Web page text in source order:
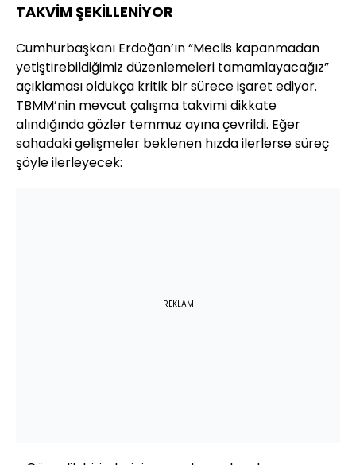
TAKVİM ŞEKİLLENİYOR
Cumhurbaşkanı Erdoğan’ın “Meclis kapanmadan
yetiştirebildiğimiz düzenlemeleri tamamlayacağız”
açıklaması oldukça kritik bir sürece işaret ediyor.
TBMM’nin mevcut çalışma takvimi dikkate
alındığında gözler temmuz ayına çevrildi. Eğer
sahadaki gelişmeler beklenen hızda ilerlerse süreç
şöyle ilerleyecek:
REKLAM